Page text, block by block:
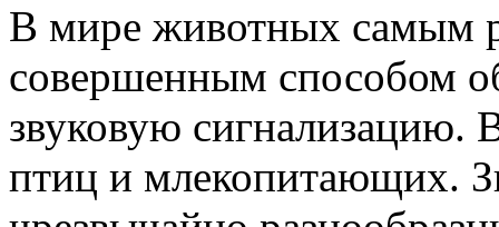
В мире животных самым
совершенным способом
звуковую сигнализацию.
птиц и млекопитающих.